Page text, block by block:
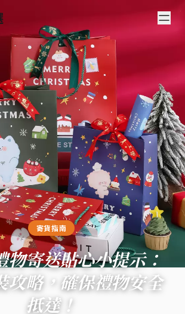
寄貨指南
物寄送貼心小提示：
攻略，確保禮物安全
抵達！